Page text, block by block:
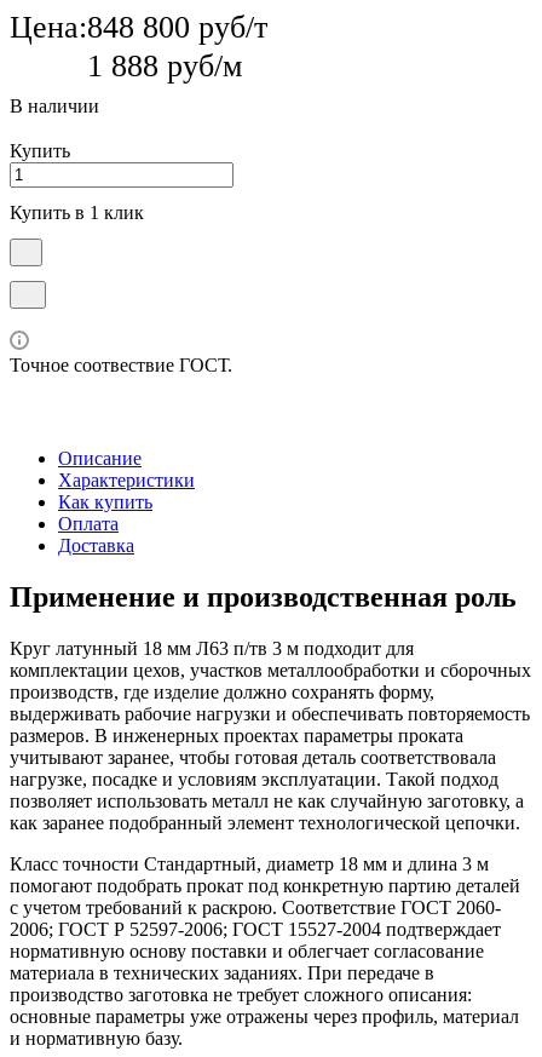
Цена:848 800 руб/т
1 888 руб/м
В наличии
Купить
Купить в 1 клик
Точное соотвествие ГОСТ.
Описание
Характеристики
Как купить
Оплата
Доставка
Применение и производственная роль
Круг латунный 18 мм Л63 п/тв 3 м подходит для
комплектации цехов, участков металлообработки и сборочных
производств, где изделие должно сохранять форму,
выдерживать рабочие нагрузки и обеспечивать повторяемость
размеров. В инженерных проектах параметры проката
учитывают заранее, чтобы готовая деталь соответствовала
нагрузке, посадке и условиям эксплуатации. Такой подход
позволяет использовать металл не как случайную заготовку, а
как заранее подобранный элемент технологической цепочки.
Класс точности Стандартный, диаметр 18 мм и длина 3 м
помогают подобрать прокат под конкретную партию деталей
с учетом требований к раскрою. Соответствие ГОСТ 2060-
2006; ГОСТ Р 52597-2006; ГОСТ 15527-2004 подтверждает
нормативную основу поставки и облегчает согласование
материала в технических заданиях. При передаче в
производство заготовка не требует сложного описания:
основные параметры уже отражены через профиль, материал
и нормативную базу.